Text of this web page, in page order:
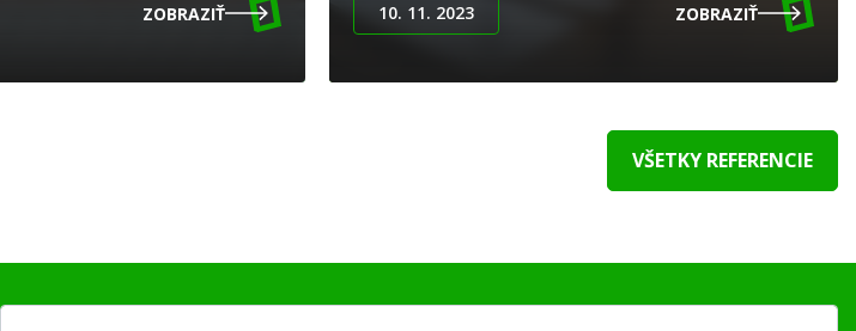
ZOBRAZIŤ 10. 11. 2023 ZOBRAZIŤ
VŠETKY REFERENCIE